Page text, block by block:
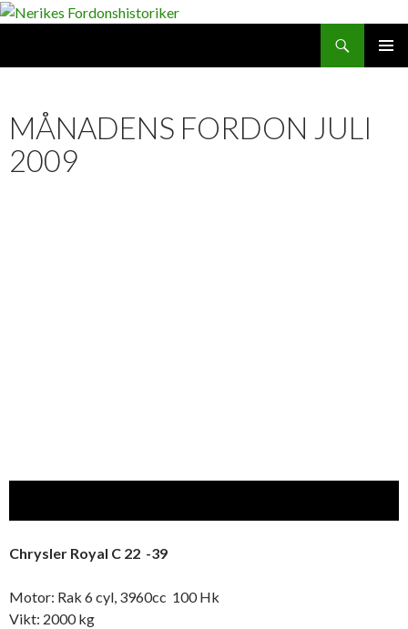
MÅNADENS FORDON JULI
2009
Chrysler Royal C 22 -39
Motor: Rak 6 cyl, 3960cc 100 Hk
Vikt: 2000 kg